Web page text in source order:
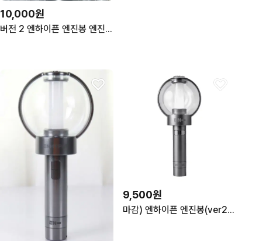
10,000원
버전 2 엔하이픈 엔진봉 엔진밴드 대여 해드려요
9,500원
마감) 엔하이픈 엔진봉(ver2) 대여해 드립니다